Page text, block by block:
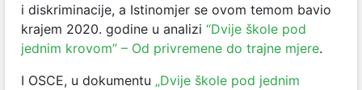
i diskriminacije, a Istinomjer se ovom temom bavio
krajem 2020. godine u analizi “Dvije škole pod
jednim krovom” – Od privremene do trajne mjere.
I OSCE, u dokumentu „Dvije škole pod jednim